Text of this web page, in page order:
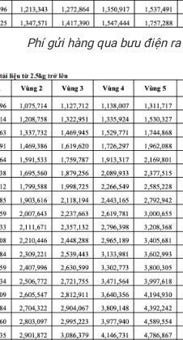
Phí gửi hàng qua bưu điện